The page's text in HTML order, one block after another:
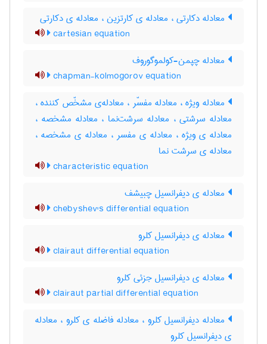
معادله دکارتی ، معادله ی کارتزین ، معادله ی دکارتی
cartesian equation
معادله چپمن-کولموگوروف
chapman-kolmogorov equation
معادله ویژه ، معادله مفسّر ، معادله‌ی مشخّص کننده ،
معادله سرشتی ، معادله سرشت‌نما ، معادله مشخصه ،
معادله ی ویژه ، معادله ی مفسر ، معادله ی مشخصه ،
معادله ی سرشت نما
characteristic equation
معادله ی دیفرانسیل چبیشف
chebyshev's differential equation
معادله ی دیفرانسیل کلرو
clairaut differential equation
معادله ی دیفرانسیل جزئی کلرو
clairaut partial differential equation
معادله دیفرانسیل کلرو ، معادله فاضله ی کلرو ، معادله
ی دیفرانسیل کلرو